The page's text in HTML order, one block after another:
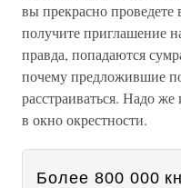
вы прекрасно
получите приглашение
правда, попадаются
почему предложившие
расстраиваться. Надо
в окно окрестности.
Более 800 000